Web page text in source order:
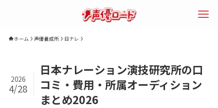
ホーム 声優養成所 日ナレ
日本ナレーション演技研究所の口
コミ・費用・所属オーディション
まとめ2026
2026
4/28